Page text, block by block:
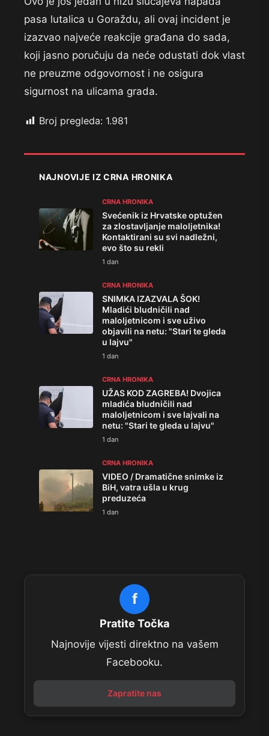
pasa lutalica u Goraždu, ali ovaj incident je
izazvao najveće reakcije građana do sada,
koji jasno poručuju da neće odustati dok vlast
ne preuzme odgovornost i ne osigura
sigurnost na ulicama grada.
Broj pregleda: 1.981
NAJNOVIJE IZ CRNA HRONIKA
CRNA HRONIKA
Svećenik iz Hrvatske optužen
za zlostavljanje maloljetnika!
Kontaktirani su svi nadležni,
evo što su rekli
1 dan
CRNA HRONIKA
SNIMKA IZAZVALA ŠOK!
Mladići bludničili nad
maloljetnicom i sve uživo
objavili na netu: "Stari te gleda
u lajvu"
1 dan
CRNA HRONIKA
UŽAS KOD ZAGREBA! Dvojica
mladića bludničili nad
maloljetnicom i sve lajvali na
netu: "Stari te gleda u lajvu"
1 dan
CRNA HRONIKA
VIDEO / Dramatične snimke iz
BiH, vatra ušla u krug
preduzeća
1 dan
f
Pratite Točka
Najnovije vijesti direktno na vašem
Facebooku.
Zapratite nas